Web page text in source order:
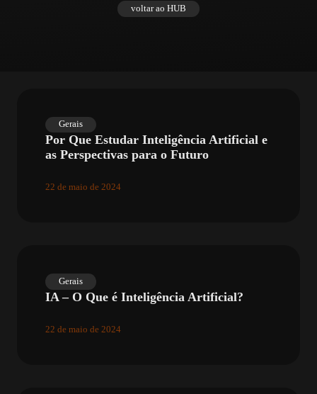
voltar ao HUB
Gerais
Por Que Estudar Inteligência Artificial e
as Perspectivas para o Futuro
22 de maio de 2024
Gerais
IA – O Que é Inteligência Artificial?
22 de maio de 2024